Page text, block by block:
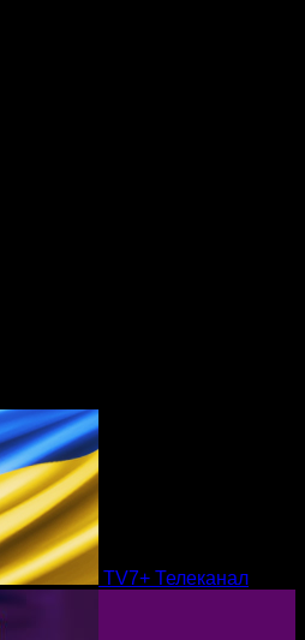
TV7+ Телеканал